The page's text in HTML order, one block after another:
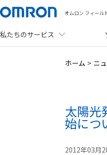
オムロン フィール
私たちのサービス
メニュー
私たちの
事例紹介
ホーム > ニ
太陽光
始につ
2012年03月